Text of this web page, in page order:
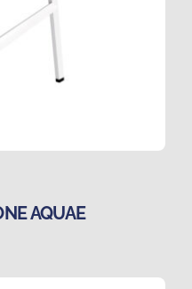
AQUAE